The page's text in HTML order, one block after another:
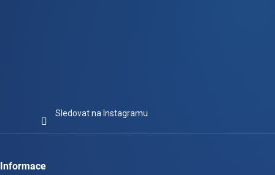
Sledovat na Instagramu
Informace